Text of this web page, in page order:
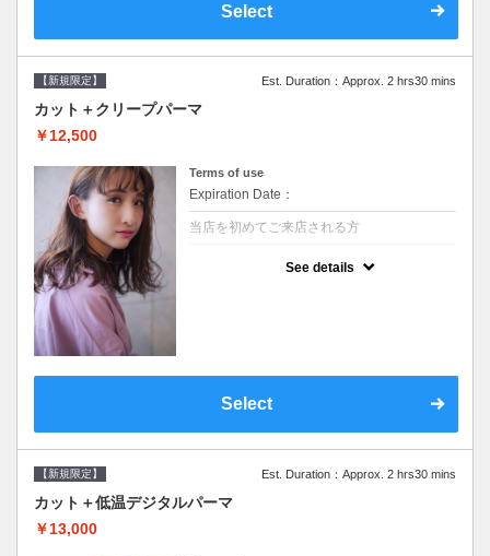
Select
【新規限定】 Est. Duration：Approx. 2 hrs30 mins
カット＋クリープパーマ
￥12,500
Terms of use
Expiration Date：
当店を初めてご来店される方
See details
Select
【新規限定】 Est. Duration：Approx. 2 hrs30 mins
カット＋低温デジタルパーマ
￥13,000